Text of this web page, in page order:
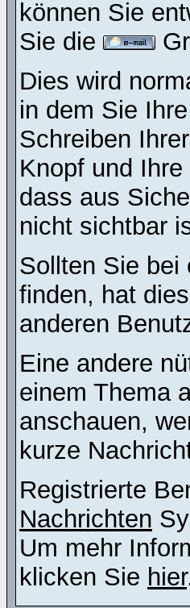
können Sie
Sie die
Dies wird
in dem Sie
Schreiben
Knopf und
dass aus
nicht sichtbar
Sollten Sie bei
finden, hat
anderen
Eine andere
einem Thema
anschauen,
kurze
Registrierte
Nachrichten
Um mehr
klicken Sie hier